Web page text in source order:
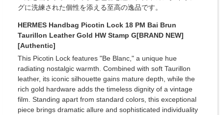
グに洗練された個性を添える至高の逸品です。
HERMES Handbag Picotin Lock 18 PM Bai Brun
Taurillon Leather Gold HW Stamp G[BRAND NEW]
[Authentic]
This Picotin Lock features "Be Blanc," a unique hue
radiating nostalgic warmth. Combined with soft Taurillon
leather, its iconic silhouette gains mature depth, while the
rich gold hardware adds the timeless dignity of a vintage
film. Standing apart from standard colors, this exceptional
piece brings dramatic allure and sophisticated individuality